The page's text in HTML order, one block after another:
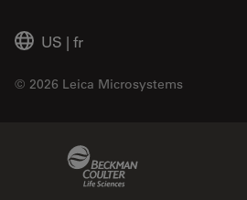
US | fr
© 2026 Leica Microsystems